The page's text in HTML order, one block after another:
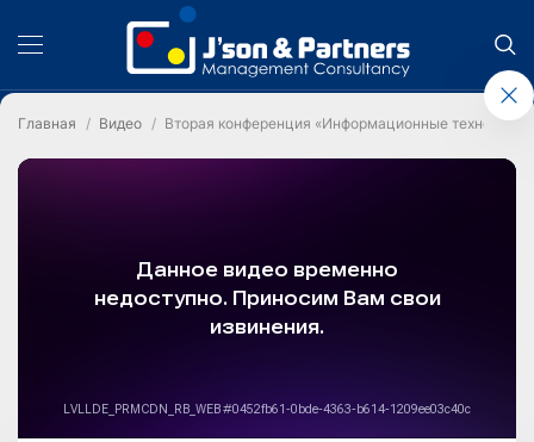
Главная Видео Вторая конференция «Информационные